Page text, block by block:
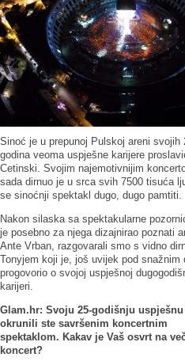
Sinoć je u prepunoj Pulskoj areni svojih
godina veoma uspješne karijere
Cetinski. Svojim najemotivnijim
sada dirnuo je u srca svih 7500 tisuća
se sinoćnji spektakl dugo, dugo pamtiti.
Nakon silaska sa spektakularne
je posebno za njega dizajnirao poznati
Ante Vrban, razgovarali smo s vidno
Tonyjem koji je, još uvijek pod snažnim
progovorio o svojoj uspješnoj
karijeri.
Glam.hr: Svoju 25-godišnju
okrunili ste savršenim koncertnim
spektaklom. Kakav je Vaš osvrt na
koncert?